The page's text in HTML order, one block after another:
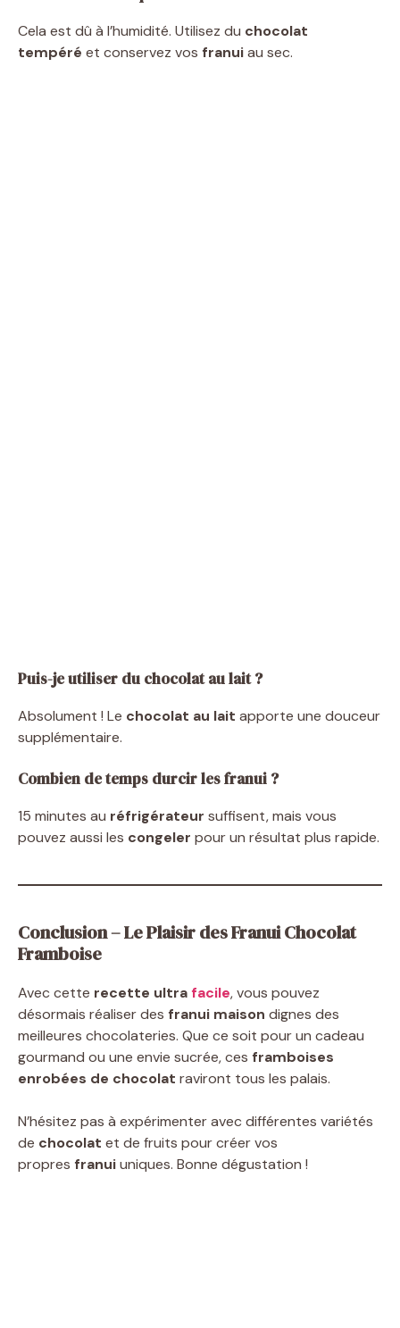
Cela est dû à l’humidité. Utilisez du chocolat
tempéré et conservez vos franuiau sec.
Puis-je utiliser du chocolat au lait ?
Absolument ! Le chocolat au lait apporte une douceur
supplémentaire.
Combien de temps durcir les franui ?
15 minutes au réfrigérateur suffisent, mais vous
pouvez aussi les congeler pour un résultat plus rapide.
Conclusion – Le Plaisir des Franui Chocolat
Framboise
Avec cette recette ultra facile, vous pouvez
désormais réaliser des franui maison dignes des
meilleures chocolateries. Que ce soit pour un cadeau
gourmand ou une envie sucrée, ces framboises
enrobées de chocolat raviront tous les palais.
N’hésitez pas à expérimenter avec différentes variétés
de chocolat et de fruits pour créer vos
propres franuiuniques. Bonne dégustation !